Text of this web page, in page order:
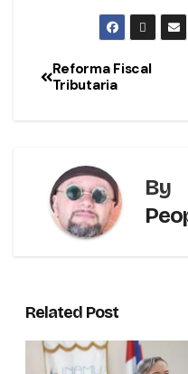
Reforma Fiscal
Tributaria
By
Related Post